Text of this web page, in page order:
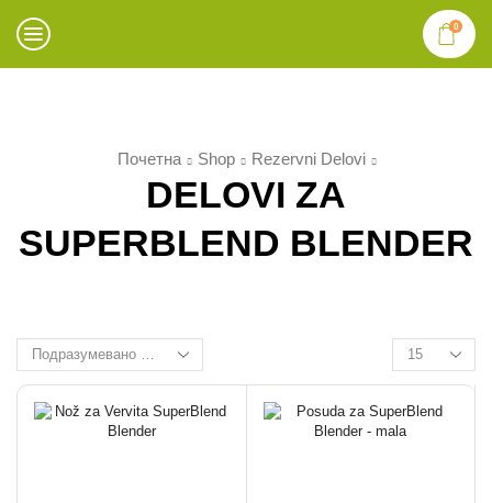
0
Почетна Shop Rezervni Delovi
DELOVI ZA
SUPERBLEND BLENDER